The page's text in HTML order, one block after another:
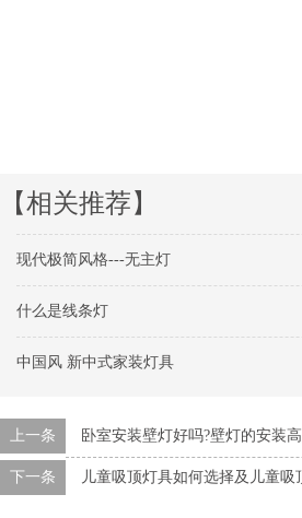
【相关推荐】
现代极简风格---无主灯
什么是线条灯
中国风 新中式家装灯具
上一条 卧室安装壁灯好吗?壁灯的安装
下一条 儿童吸顶灯具如何选择及儿童吸顶